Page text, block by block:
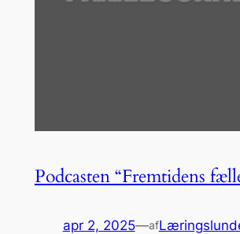
Podcasten “Fremtidens
apr 2, 2025—af